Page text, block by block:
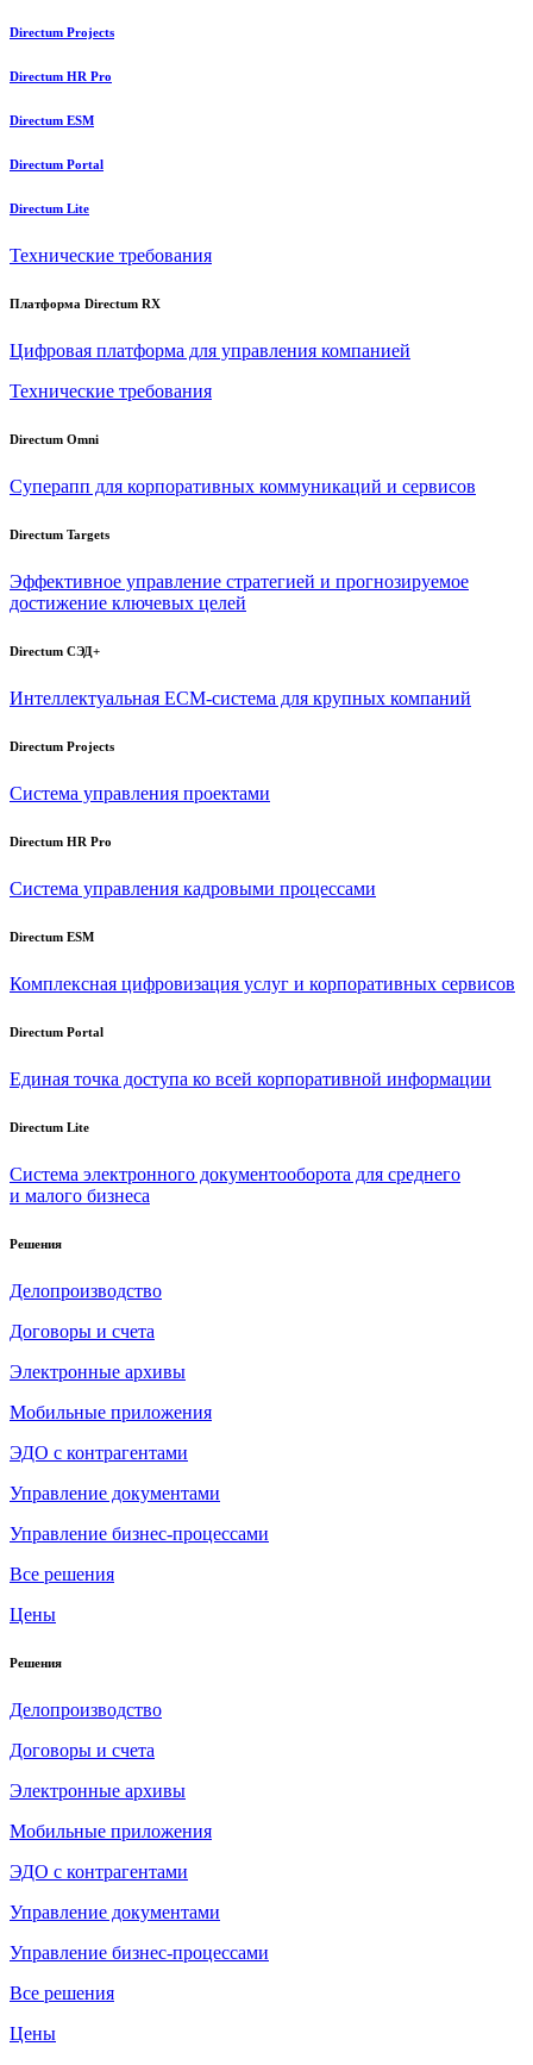
Directum Projects
Directum HR Pro
Directum ESM
Directum Portal
Directum Lite
Технические требования
Платформа Directum RX
Цифровая платформа для управления компанией
Технические требования
Directum Omni
Суперапп для корпоративных коммуникаций и сервисов
Directum Targets
Эффективное управление стратегией и прогнозируемое
достижение ключевых целей
Directum СЭД+
Интеллектуальная ECM-система для крупных компаний
Directum Projects
Система управления проектами
Directum HR Pro
Система управления кадровыми процессами
Directum ESM
Комплексная цифровизация услуг и корпоративных сервисов
Directum Portal
Единая точка доступа ко всей корпоративной информации
Directum Lite
Система электронного документооборота для среднего
и малого бизнеса
Решения
Делопроизводство
Договоры и счета
Электронные архивы
Мобильные приложения
ЭДО с контрагентами
Управление документами
Управление бизнес-процессами
Все решения
Цены
Решения
Делопроизводство
Договоры и счета
Электронные архивы
Мобильные приложения
ЭДО с контрагентами
Управление документами
Управление бизнес-процессами
Все решения
Цены